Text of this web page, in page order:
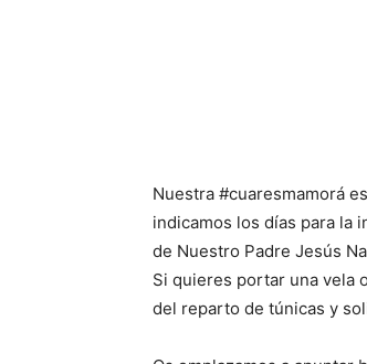
Nuestra #cuaresmamorá
indicamos los días para la
de Nuestro Padre Jesús
Si quieres portar una vela
del reparto de túnicas y